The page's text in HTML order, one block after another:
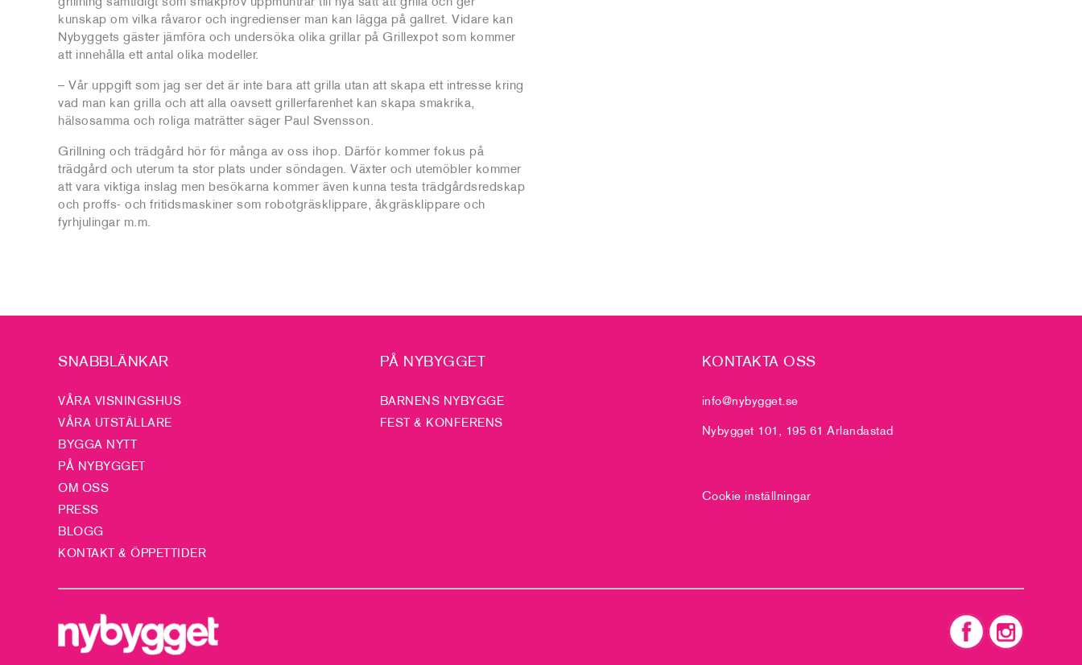
kunskap om vilka råvaror och ingredienser man kan lägga på gallret. Vidare kan
Nybyggets gäster jämföra och undersöka olika grillar på Grillexpot som kommer
att innehålla ett antal olika modeller.
– Vår uppgift som jag ser det är inte bara att grilla utan att skapa ett intresse kring
vad man kan grilla och att alla oavsett grillerfarenhet kan skapa smakrika,
hälsosamma och roliga maträtter säger Paul Svensson.
Grillning och trädgård hör för många av oss ihop. Därför kommer fokus på
trädgård och uterum ta stor plats under söndagen. Växter och utemöbler kommer
att vara viktiga inslag men besökarna kommer även kunna testa trädgårdsredskap
och proffs- och fritidsmaskiner som robotgräsklippare, åkgräsklippare och
fyrhjulingar m.m.
SNABBLÄNKAR
VÅRA VISNINGSHUS
VÅRA UTSTÄLLARE
BYGGA NYTT
PÅ NYBYGGET
OM OSS
PRESS
BLOGG
KONTAKT & ÖPPETTIDER
PÅ NYBYGGET
BARNENS NYBYGGE
FEST & KONFERENS
KONTAKTA OSS
info@nybygget.se
Nybygget 101, 195 61 Arlandastad
Cookie inställningar